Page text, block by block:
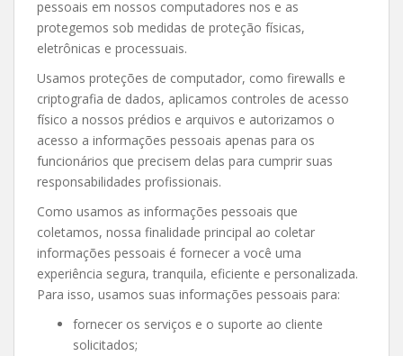
pessoais em nossos computadores nos e as
protegemos sob medidas de proteção físicas,
eletrônicas e processuais.
Usamos proteções de computador, como firewalls e
criptografia de dados, aplicamos controles de acesso
físico a nossos prédios e arquivos e autorizamos o
acesso a informações pessoais apenas para os
funcionários que precisem delas para cumprir suas
responsabilidades profissionais.
Como usamos as informações pessoais que
coletamos, nossa finalidade principal ao coletar
informações pessoais é fornecer a você uma
experiência segura, tranquila, eficiente e personalizada.
Para isso, usamos suas informações pessoais para:
fornecer os serviços e o suporte ao cliente
solicitados;